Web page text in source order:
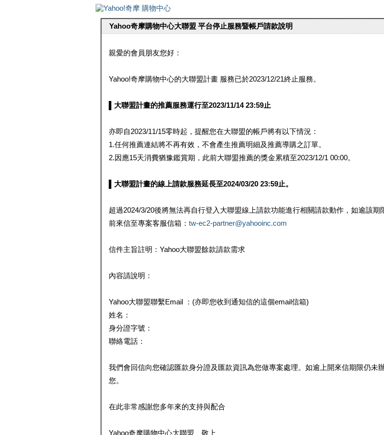
Yahoo奇摩購物中心大聯盟 平台停止服務暨帳戶請款說明
親愛的會員朋友您好：
Yahoo!奇摩購物中心的大聯盟計畫 服務已於2023/12/21終止服務。
▌大聯盟計畫的推薦服務運行至2023/11/14 23:59止
亦即自2023/11/15零時起，提醒您在大聯盟的帳戶將有以下情況：
1.任何推薦連結將不再有效，不會產生推薦明細及推薦導購之訂單。
2.因應15天消費猶豫鑑賞期，此前大聯盟推薦的獎金累積至2023/12/1 00:00。
▌大聯盟計畫的線上請款服務延長至2024/03/20 23:59止。
超過2024/3/20後將無法再自行登入大聯盟線上請款功能進行相關請款動作，如逾該期
前來信至專案客服信箱： tw-ec2-partner@yahooinc.com
信件主旨註明：Yahoo大聯盟餘款請款需求
內容請說明：
Yahoo大聯盟聯繫Email ：(亦即您收到通知信的這個email信箱)
姓名：
身分證字號：
聯絡電話：
我們會回信向您確認匯款身分證及匯款資訊為您做專案處理。如逾上開來信期限仍未
您。
在此非常感謝您多年來的支持與配合
Yahoo奇摩購物中心大聯盟 敬上